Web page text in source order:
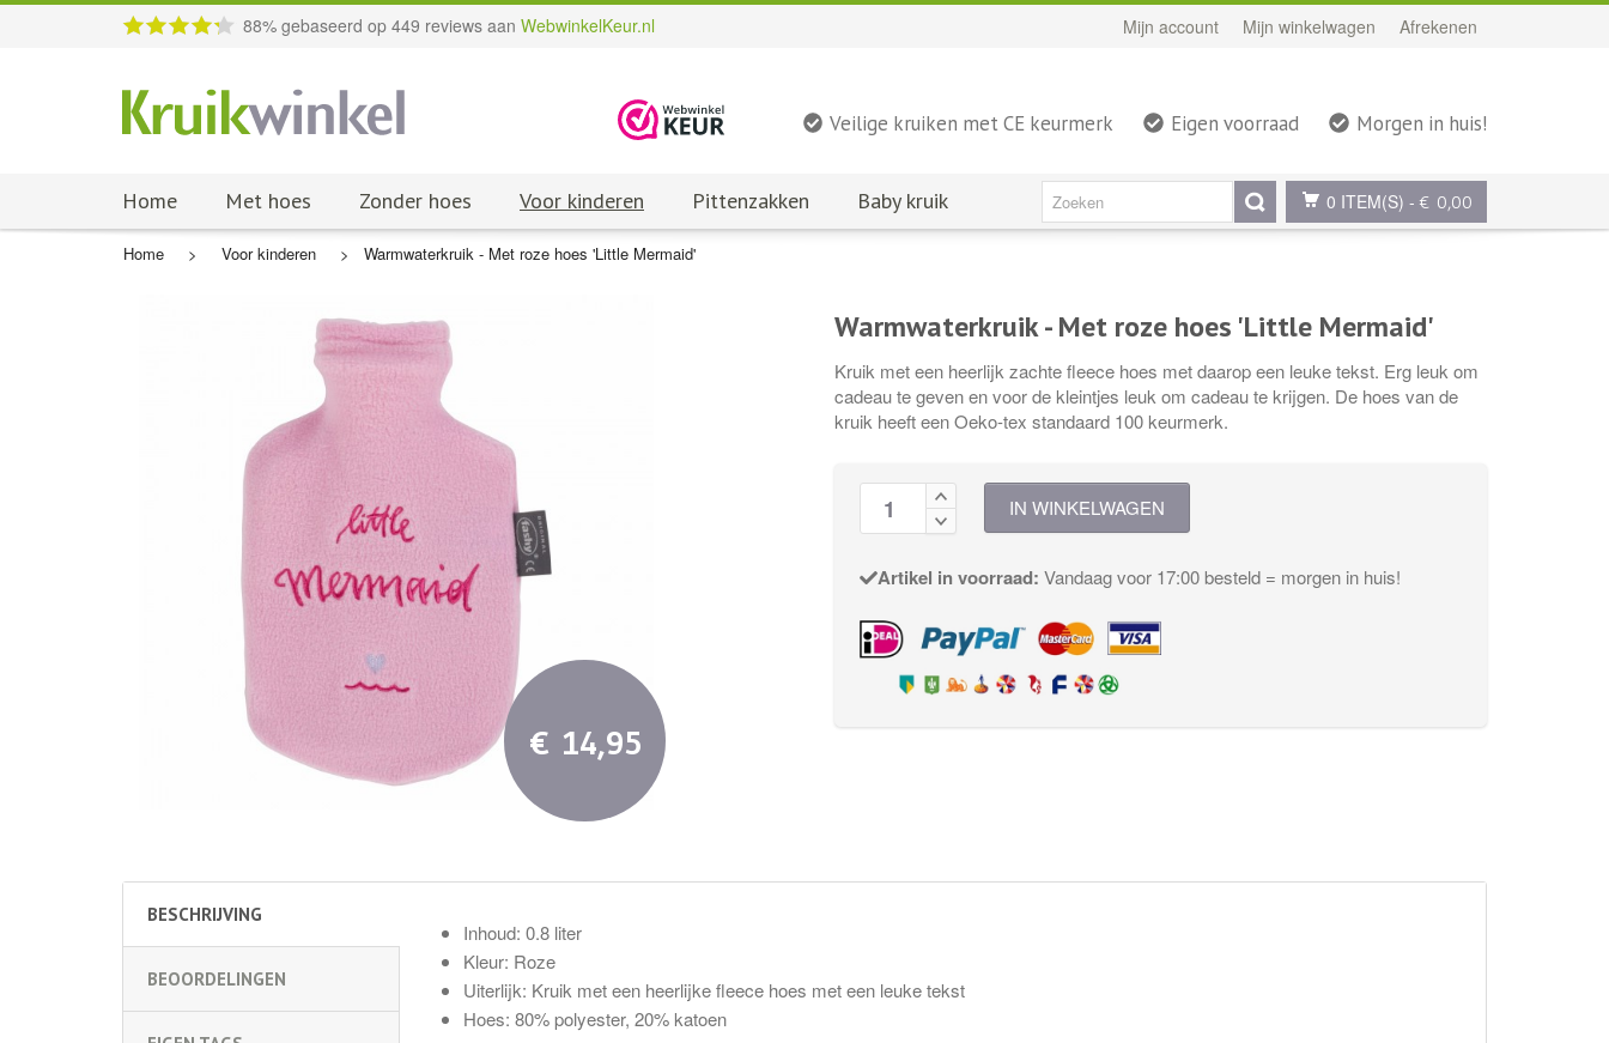
88% gebaseerd op 449 reviews aan WebwinkelKeur.nl Mijn account Mijn winkelwagen Afrekenen
Veilige kruiken met CE keurmerk Eigen voorraad Morgen in huis!
Home Met hoes Zonder hoes Voor kinderen Pittenzakken Baby kruik 0 ITEM(S) - € 0,00
Home > Voor kinderen > Warmwaterkruik - Met roze hoes 'Little Mermaid'
€ 14,95
Warmwaterkruik - Met roze hoes 'Little Mermaid'
Kruik met een heerlijk zachte fleece hoes met daarop een leuke tekst. Erg leuk om
cadeau te geven en voor de kleintjes leuk om cadeau te krijgen. De hoes van de
kruik heeft een Oeko-tex standaard 100 keurmerk.
IN WINKELWAGEN
Artikel in voorraad: Vandaag voor 17:00 besteld = morgen in huis!
BESCHRIJVING
Inhoud: 0.8 liter
Kleur: Roze
Uiterlijk: Kruik met een heerlijke fleece hoes met een leuke tekst
Hoes: 80% polyester, 20% katoen
BEOORDELINGEN